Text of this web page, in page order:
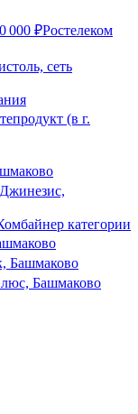
000 ₽Ростелеком
сеть
(в г.
Джинезис,
категории
Башмаково
Башмаково